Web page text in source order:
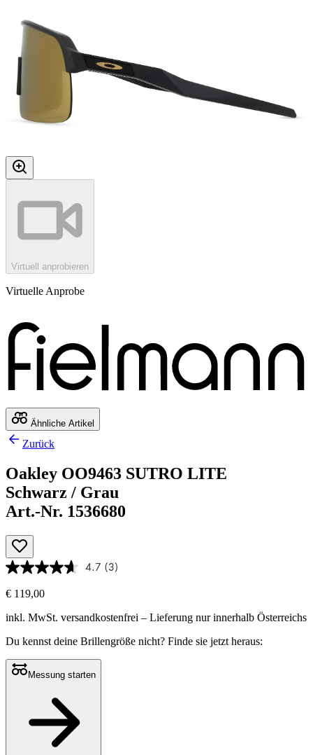
Virtuell anprobieren
Virtuelle Anprobe
Ähnliche Artikel
Zurück
Oakley OO9463 SUTRO LITE
Schwarz / Grau
Art.-Nr. 1536680
4.7 (3)
€ 119,00
inkl. MwSt. versandkostenfrei – Lieferung nur innerhalb Österreichs
Du kennst deine Brillengröße nicht? Finde sie jetzt heraus:
Messung starten